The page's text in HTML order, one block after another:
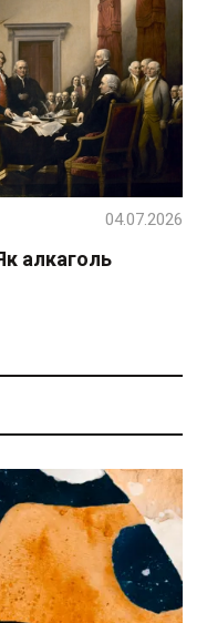
алкаголь
04.07.2026